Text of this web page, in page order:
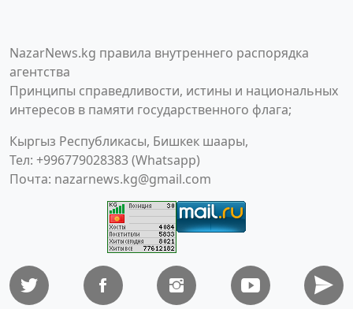
NazarNews.kg правила внутреннего распорядка
агентства
Принципы справедливости, истины и национальных
интересов в памяти государственного флага;
Кыргыз Республикасы, Бишкек шаары,
Тел: +996779028383 (Whatsapp)
Почта: nazarnews.kg@gmail.com